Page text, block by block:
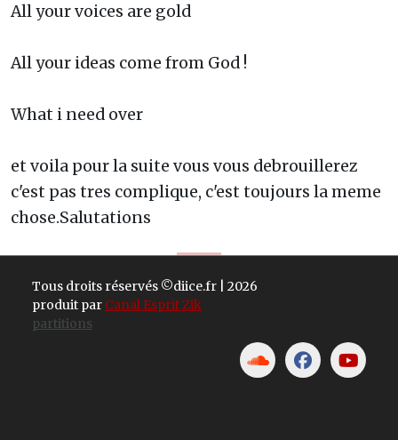
All your voices are gold
All your ideas come from God !
What i need over
et voila pour la suite vous vous debrouillerez
c'est pas tres complique, c'est toujours la meme
chose.Salutations
Tous droits réservés ©diice.fr | 2026
produit par Canal Esprit Zik
partitions